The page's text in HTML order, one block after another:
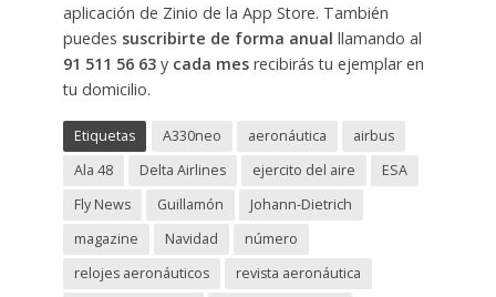
aplicación de Zinio de la App Store. También
puedes suscribirte de forma anual llamando al
91 511 56 63ycada mes recibirás tu ejemplar en
tu domicilio.
Etiquetas A330neo aeronáutica
airbus
Ala 48
Delta Airlines ejercito del aire
ESA
Fly News
Guillamón
Johann-Dietrich
magazine
Navidad
número
relojes aeronáuticos
revista aeronáutica